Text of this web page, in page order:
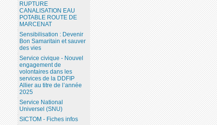
RUPTURE
CANALISATION EAU
POTABLE ROUTE DE
MARCENAT
Sensibilisation : Devenir
Bon Samaritain et sauver
des vies
Service civique - Nouvel
engagement de
volontaires dans les
services de la DDFIP
Allier au titre de l’année
2025
Service National
Universel (SNU)
SICTOM - Fiches infos